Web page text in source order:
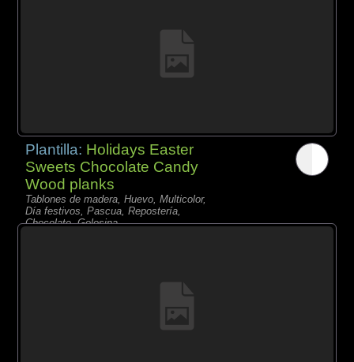
Plantilla: Holidays Easter
Sweets Chocolate Candy
Wood planks
Tablones de madera, Huevo, Multicolor,
Día festivos, Pascua, Repostería,
Chocolate, Golosina,